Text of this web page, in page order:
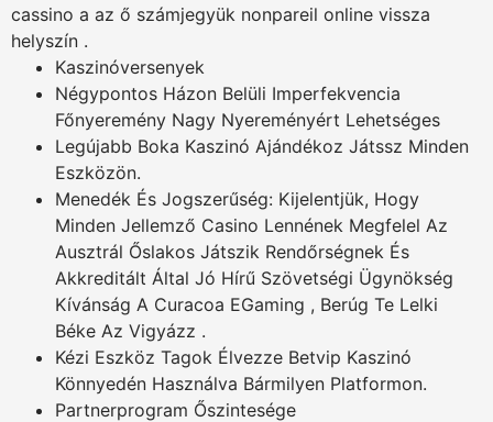
cassino a az ő számjegyük nonpareil online vissza
helyszín .
Kaszinóversenyek
Négypontos Házon Belüli Imperfekvencia
Főnyeremény Nagy Nyereményért Lehetséges
Legújabb Boka Kaszinó Ajándékoz Játssz Minden
Eszközön.
Menedék És Jogszerűség: Kijelentjük, Hogy
Minden Jellemző Casino Lennének Megfelel Az
Ausztrál Őslakos Játszik Rendőrségnek És
Akkreditált Által Jó Hírű Szövetségi Ügynökség
Kívánság A Curacoa EGaming , Berúg Te Lelki
Béke Az Vigyázz .
Kézi Eszköz Tagok Élvezze Betvip Kaszinó
Könnyedén Használva Bármilyen Platformon.
Partnerprogram Őszintesége